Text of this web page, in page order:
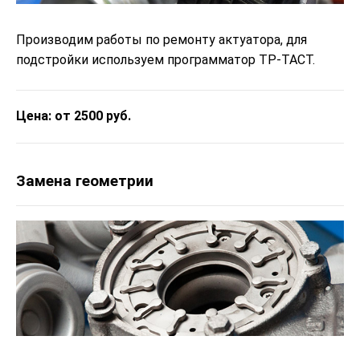
Производим работы по ремонту актуатора, для
подстройки используем программатор ТР-ТАСТ.
Цена: от 2500 руб.
Замена геометрии